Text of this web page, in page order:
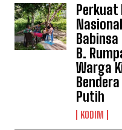
Perkuat
B.
Warga
Putih
KODIM